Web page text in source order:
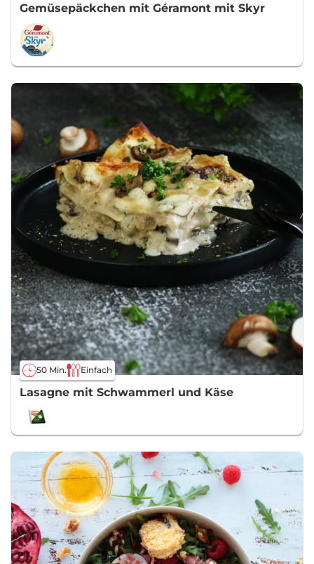
Gemüsepäckchen mit Géramont mit Skyr
50 Min. Einfach
Lasagne mit Schwammerl und Käse